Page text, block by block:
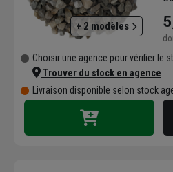
+ 2 modèles
Choisir une agence pour vérifier le
Trouver du stock en agence
Livraison disponible selon stock